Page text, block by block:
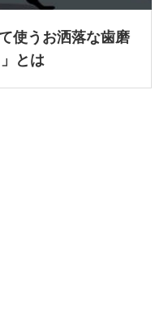
使うお洒落な歯磨
とは